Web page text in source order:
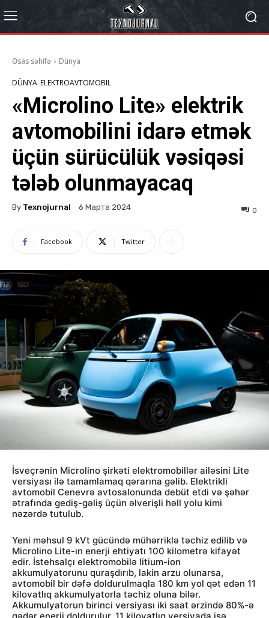
Əsas səhifə Dünya
DÜNYA ELEKTROAVTOMOBIL
«Microlino Lite» elektrik
avtomobilini idarə etmək
üçün sürücülük vəsiqəsi
tələb olunmayacaq
By Texnojurnal 6 Марта 2024 0
Facebook Twitter
İsveçrənin Microlino şirkəti elektromobillər ailəsini Lite
versiyası ilə tamamlamaq qərarına gəlib. Elektrikli
avtomobil Cenevrə avtosalonunda debüt etdi və şəhər
ətrafında gediş-gəliş üçün əlverişli həll yolu kimi
nəzərdə tutulub.
Yeni məhsul 9 kVt gücündə mühərriklə təchiz edilib və
Microlino Lite-ın enerji ehtiyatı 100 kilometrə kifayət
edir. İstehsalçı elektromobilə litium-ion
akkumulyatorunu quraşdırıb, lakin arzu olunarsa,
avtomobil bir dəfə doldurulmaqla 180 km yol qət edən 11
kilovatlıq akkumulyatorla təchiz oluna bilər.
Akkumulyatorun birinci versiyası iki saat ərzində 80%-ə